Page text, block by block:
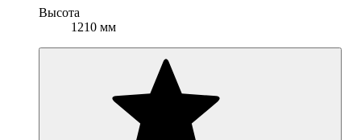
Высота
1210 мм